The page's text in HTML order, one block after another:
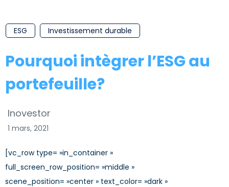
ESG Investissement durable
Pourquoi intègrer l’ESG au
portefeuille?
Inovestor
1 mars, 2021
[vc_row type= »in_container »
full_screen_row_position= »middle »
scene_position= »center » text_color= »dark »